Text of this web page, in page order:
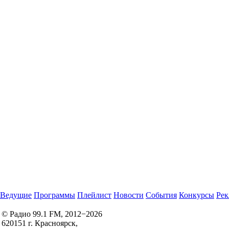
Ведущие Программы Плейлист Новости События Конкурсы
© Радио 99.1 FM, 2012−2026
620151 г. Красноярск,